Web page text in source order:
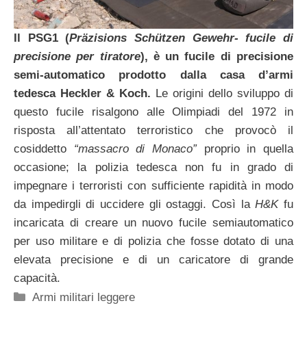
Il PSG1 (Präzisions Schützen Gewehr- fucile di
precisione per tiratore), è un fucile di precisione
semi-automatico prodotto dalla casa d’armi
tedesca Heckler & Koch. Le origini dello sviluppo di
questo fucile risalgono alle Olimpiadi del 1972 in
risposta all’attentato terroristico che provocò il
cosiddetto “massacro di Monaco”proprio in quella
occasione; la polizia tedesca non fu in grado di
impegnare i terroristi con sufficiente rapidità in modo
da impedirgli di uccidere gli ostaggi. Così laH&Kfu
incaricata di creare un nuovo fucile semiautomatico
per uso militare e di polizia che fosse dotato di una
elevata precisione e di un caricatore di grande
capacità.
Categorie
Armi militari leggere